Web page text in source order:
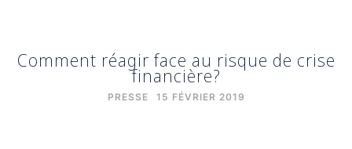
Comment réagir face au risque de crise
financière?
PRESSE 15 FÉVRIER 2019